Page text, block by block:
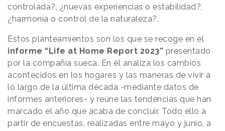
controlada?, ¿nuevas experiencias o estabilidad?,
¿harmonía o control de la naturaleza?.
Estos planteamientos son los que se recoge en el
informe “Life at Home Report 2023” presentado
por la compañía sueca. En él analiza los cambios
acontecidos en los hogares y las maneras de vivir a
lo largo de la última década -mediante datos de
informes anteriores- y reúne las tendencias que han
marcado el año que acaba de concluir. Todo ello a
partir de encuestas, realizadas entre mayo y junio, a